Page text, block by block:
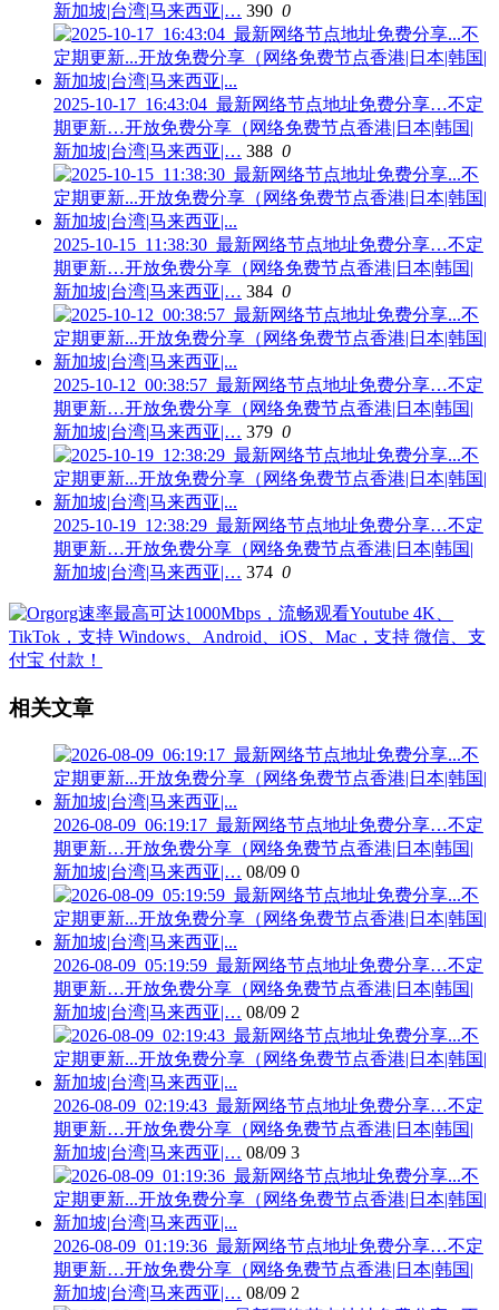
新加坡|台湾|马来西亚|… 390 0
2025-10-17_16:43:04_最新网络节点地址免费分享…不定
期更新…开放免费分享（网络免费节点香港|日本|韩国|
新加坡|台湾|马来西亚|… 388 0
2025-10-15_11:38:30_最新网络节点地址免费分享…不定
期更新…开放免费分享（网络免费节点香港|日本|韩国|
新加坡|台湾|马来西亚|… 384 0
2025-10-12_00:38:57_最新网络节点地址免费分享…不定
期更新…开放免费分享（网络免费节点香港|日本|韩国|
新加坡|台湾|马来西亚|… 379 0
2025-10-19_12:38:29_最新网络节点地址免费分享…不定
期更新…开放免费分享（网络免费节点香港|日本|韩国|
新加坡|台湾|马来西亚|… 374 0
相关文章
2026-08-09_06:19:17_最新网络节点地址免费分享…不定
期更新…开放免费分享（网络免费节点香港|日本|韩国|
新加坡|台湾|马来西亚|… 08/09 0
2026-08-09_05:19:59_最新网络节点地址免费分享…不定
期更新…开放免费分享（网络免费节点香港|日本|韩国|
新加坡|台湾|马来西亚|… 08/09 2
2026-08-09_02:19:43_最新网络节点地址免费分享…不定
期更新…开放免费分享（网络免费节点香港|日本|韩国|
新加坡|台湾|马来西亚|… 08/09 3
2026-08-09_01:19:36_最新网络节点地址免费分享…不定
期更新…开放免费分享（网络免费节点香港|日本|韩国|
新加坡|台湾|马来西亚|… 08/09 2